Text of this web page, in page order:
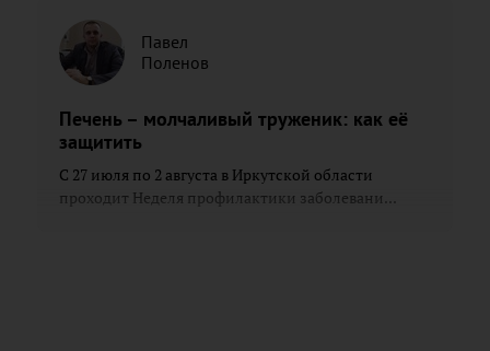
Павел
Поленов
Печень – молчаливый труженик: как её
защитить
С 27 июля по 2 августа в Иркутской области
проходит Неделя профилактики заболевани...